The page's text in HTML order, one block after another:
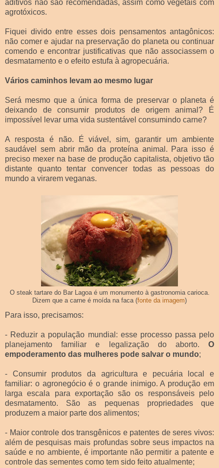
aditivos não são recomendadas, assim como vegetais com
agrotóxicos.
Fiquei divido entre esses dois pensamentos antagônicos:
não comer e ajudar na preservação do planeta ou continuar
comendo e encontrar justificativas que não associassem o
desmatamento e o efeito estufa à agropecuária.
Vários caminhos levam ao mesmo lugar
Será mesmo que a única forma de preservar o planeta é
deixando de consumir produtos de origem animal? É
impossível levar uma vida sustentável consumindo carne?
A resposta é não. É viável, sim, garantir um ambiente
saudável sem abrir mão da proteína animal. Para isso é
preciso mexer na base de produção capitalista, objetivo tão
distante quanto tentar convencer todas as pessoas do
mundo a virarem veganas.
O steak tartare do Bar Lagoa é um monumento à gastronomia carioca.
Dizem que a carne é moída na faca (fonte da imagem)
Para isso, precisamos:
- Reduzir a população mundial: esse processo passa pelo
planejamento familiar e legalização do aborto. O
empoderamento das mulheres pode salvar o mundo;
- Consumir produtos da agricultura e pecuária local e
familiar: o agronegócio é o grande inimigo. A produção em
larga escala para exportação são os responsáveis pelo
desmatamento. São as pequenas propriedades que
produzem a maior parte dos alimentos;
- Maior controle dos transgênicos e patentes de seres vivos:
além de pesquisas mais profundas sobre seus impactos na
saúde e no ambiente, é importante não permitir a patente e
controle das sementes como tem sido feito atualmente;